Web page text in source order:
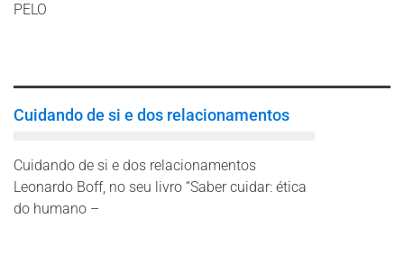
PELO
Cuidando de si e dos relacionamentos
Cuidando de si e dos relacionamentos
Leonardo Boff, no seu livro “Saber cuidar: ética
do humano –